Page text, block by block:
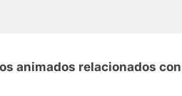
animados relacionados